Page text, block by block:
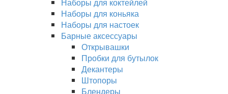
Наборы для коньяка
Наборы для настоек
Барные аксессуары
Открывашки
Пробки для бутылок
Декантеры
Штопоры
Блендеры